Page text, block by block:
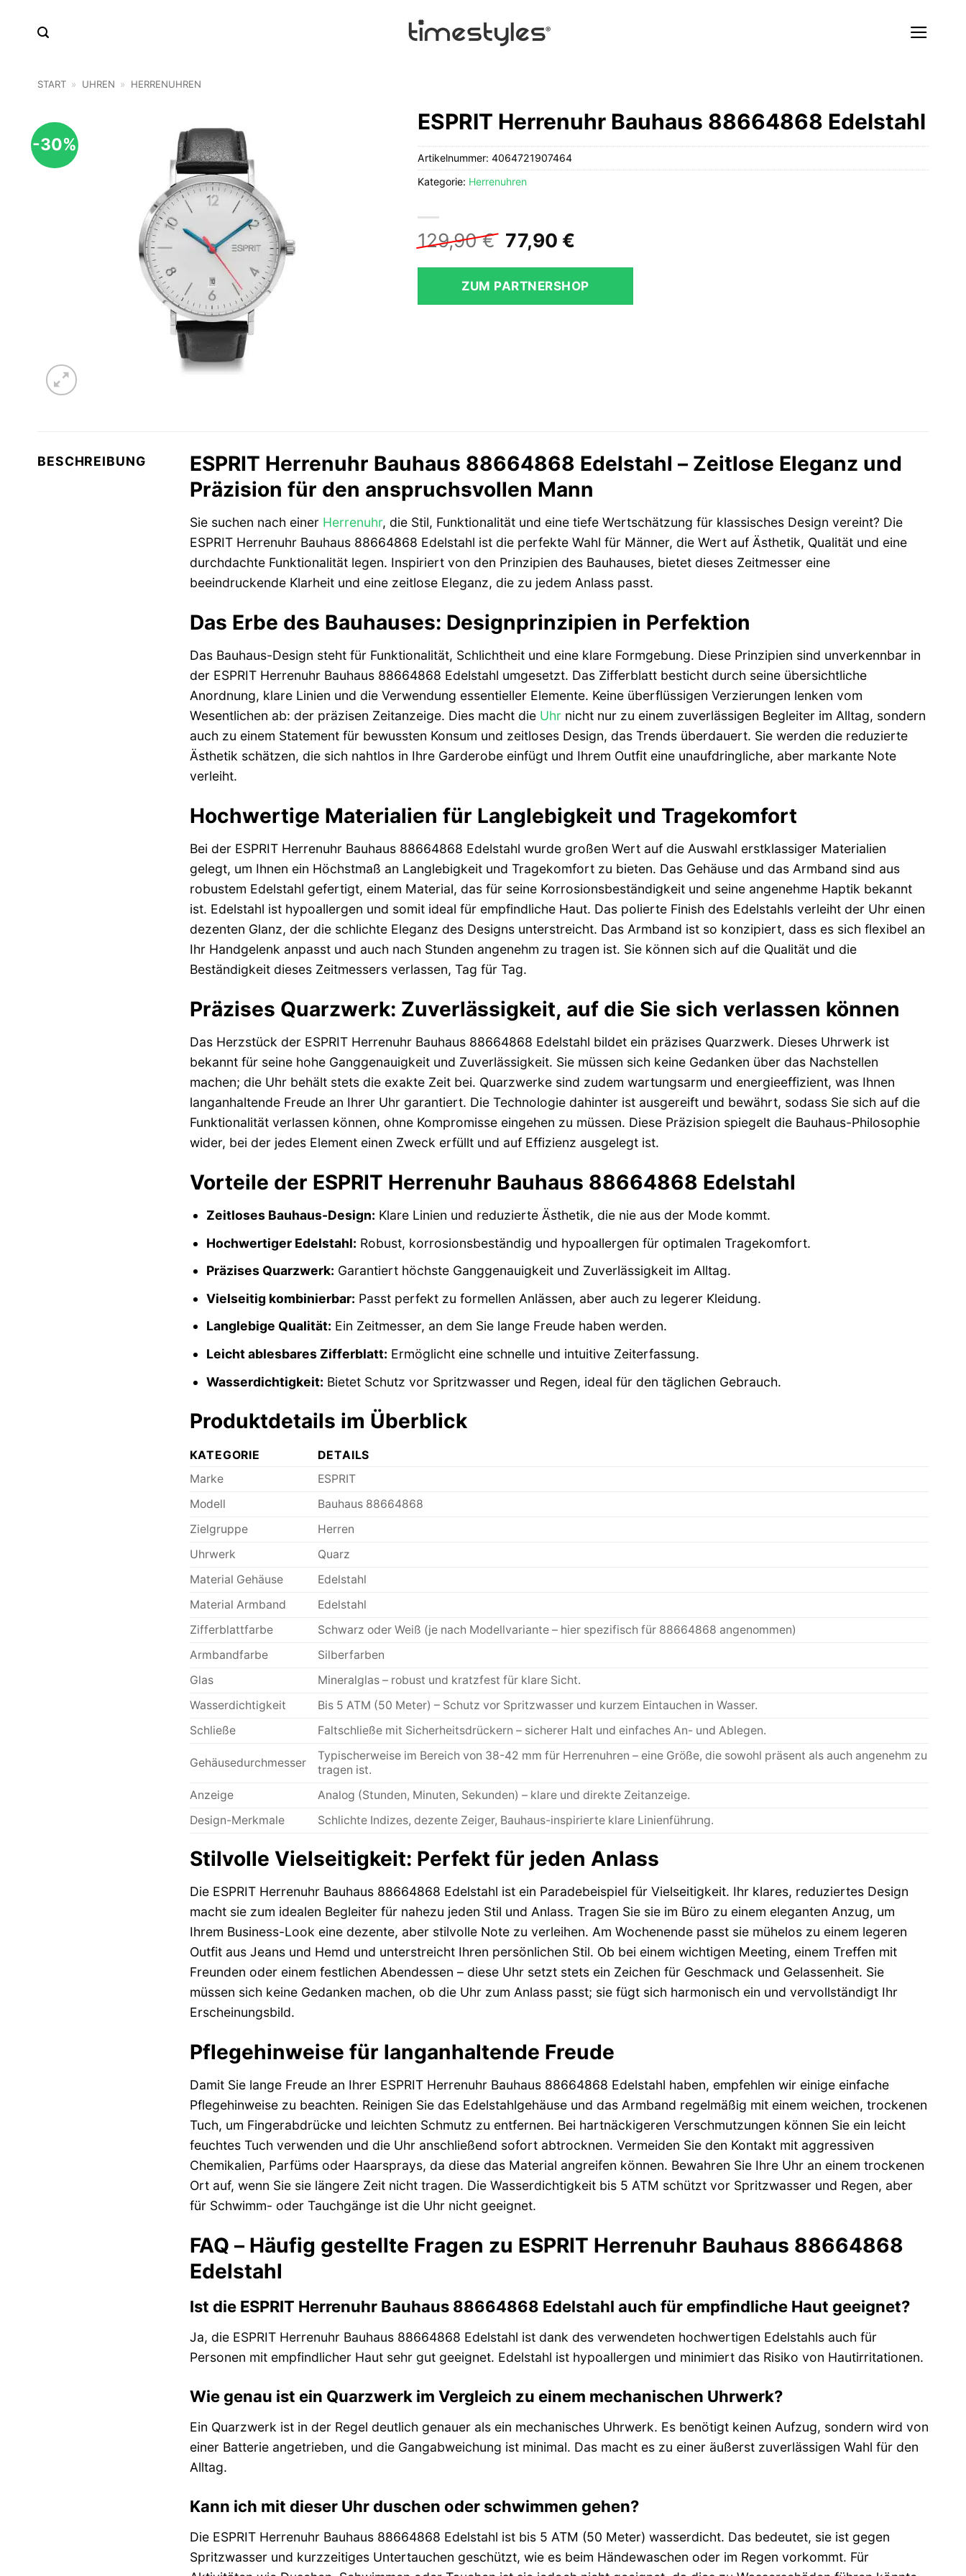
START » UHREN » HERRENUHREN
-30%
ESPRIT Herrenuhr Bauhaus 88664868 Edelstahl
129,90€ Ursprünglicher
Preis
war:
129,90 €
77,90 €
ist:
77,90 €.
ZUM PARTNERSHOP
Artikelnummer:4064721907464
Kategorie: Herrenuhren
BESCHREIBUNG
ESPRIT Herrenuhr Bauhaus 88664868 Edelstahl – Zeitlose Eleganz und
Präzision für den anspruchsvollen Mann
Sie suchen nach einer Herrenuhr, die Stil, Funktionalität und eine tiefe Wertschätzung für klassisches Design vereint? Die
ESPRIT Herrenuhr Bauhaus 88664868 Edelstahl ist die perfekte Wahl für Männer, die Wert auf Ästhetik, Qualität und eine
durchdachte Funktionalität legen. Inspiriert von den Prinzipien des Bauhauses, bietet dieses Zeitmesser eine
beeindruckende Klarheit und eine zeitlose Eleganz, die zu jedem Anlass passt.
Das Erbe des Bauhauses: Designprinzipien in Perfektion
Das Bauhaus-Design steht für Funktionalität, Schlichtheit und eine klare Formgebung. Diese Prinzipien sind unverkennbar in
der ESPRIT Herrenuhr Bauhaus 88664868 Edelstahl umgesetzt. Das Zifferblatt besticht durch seine übersichtliche
Anordnung, klare Linien und die Verwendung essentieller Elemente. Keine überflüssigen Verzierungen lenken vom
Wesentlichen ab: der präzisen Zeitanzeige. Dies macht die Uhrnicht nur zu einem zuverlässigen Begleiter im Alltag, sondern
auch zu einem Statement für bewussten Konsum und zeitloses Design, das Trends überdauert. Sie werden die reduzierte
Ästhetik schätzen, die sich nahtlos in Ihre Garderobe einfügt und Ihrem Outfit eine unaufdringliche, aber markante Note
verleiht.
Hochwertige Materialien für Langlebigkeit und Tragekomfort
Bei der ESPRIT Herrenuhr Bauhaus 88664868 Edelstahl wurde großen Wert auf die Auswahl erstklassiger Materialien
gelegt, um Ihnen ein Höchstmaß an Langlebigkeit und Tragekomfort zu bieten. Das Gehäuse und das Armband sind aus
robustem Edelstahl gefertigt, einem Material, das für seine Korrosionsbeständigkeit und seine angenehme Haptik bekannt
ist. Edelstahl ist hypoallergen und somit ideal für empfindliche Haut. Das polierte Finish des Edelstahls verleiht der Uhr einen
dezenten Glanz, der die schlichte Eleganz des Designs unterstreicht. Das Armband ist so konzipiert, dass es sich flexibel an
Ihr Handgelenk anpasst und auch nach Stunden angenehm zu tragen ist. Sie können sich auf die Qualität und die
Beständigkeit dieses Zeitmessers verlassen, Tag für Tag.
Präzises Quarzwerk: Zuverlässigkeit, auf die Sie sich verlassen können
Das Herzstück der ESPRIT Herrenuhr Bauhaus 88664868 Edelstahl bildet ein präzises Quarzwerk. Dieses Uhrwerk ist
bekannt für seine hohe Ganggenauigkeit und Zuverlässigkeit. Sie müssen sich keine Gedanken über das Nachstellen
machen; die Uhr behält stets die exakte Zeit bei. Quarzwerke sind zudem wartungsarm und energieeffizient, was Ihnen
langanhaltende Freude an Ihrer Uhr garantiert. Die Technologie dahinter ist ausgereift und bewährt, sodass Sie sich auf die
Funktionalität verlassen können, ohne Kompromisse eingehen zu müssen. Diese Präzision spiegelt die Bauhaus-Philosophie
wider, bei der jedes Element einen Zweck erfüllt und auf Effizienz ausgelegt ist.
Vorteile der ESPRIT Herrenuhr Bauhaus 88664868 Edelstahl
Zeitloses Bauhaus-Design: Klare Linien und reduzierte Ästhetik, die nie aus der Mode kommt.
Hochwertiger Edelstahl: Robust, korrosionsbeständig und hypoallergen für optimalen Tragekomfort.
Präzises Quarzwerk: Garantiert höchste Ganggenauigkeit und Zuverlässigkeit im Alltag.
Vielseitig kombinierbar: Passt perfekt zu formellen Anlässen, aber auch zu legerer Kleidung.
Langlebige Qualität: Ein Zeitmesser, an dem Sie lange Freude haben werden.
Leicht ablesbares Zifferblatt: Ermöglicht eine schnelle und intuitive Zeiterfassung.
Wasserdichtigkeit: Bietet Schutz vor Spritzwasser und Regen, ideal für den täglichen Gebrauch.
Produktdetails im Überblick
KATEGORIE
DETAILS
Marke
ESPRIT
Modell
Bauhaus 88664868
Zielgruppe
Herren
Uhrwerk
Quarz
Material Gehäuse
Edelstahl
Material Armband
Edelstahl
Zifferblattfarbe
Schwarz oder Weiß (je nach Modellvariante – hier spezifisch für 88664868 angenommen)
Armbandfarbe
Silberfarben
Glas
Mineralglas – robust und kratzfest für klare Sicht.
Wasserdichtigkeit
Bis 5 ATM (50 Meter) – Schutz vor Spritzwasser und kurzem Eintauchen in Wasser.
Schließe
Faltschließe mit Sicherheitsdrückern – sicherer Halt und einfaches An- und Ablegen.
Gehäusedurchmesser
Typischerweise im Bereich von 38-42 mm für Herrenuhren – eine Größe, die sowohl präsent als auch angenehm zu
tragen ist.
Anzeige
Analog (Stunden, Minuten, Sekunden) – klare und direkte Zeitanzeige.
Design-Merkmale
Schlichte Indizes, dezente Zeiger, Bauhaus-inspirierte klare Linienführung.
Stilvolle Vielseitigkeit: Perfekt für jeden Anlass
Die ESPRIT Herrenuhr Bauhaus 88664868 Edelstahl ist ein Paradebeispiel für Vielseitigkeit. Ihr klares, reduziertes Design
macht sie zum idealen Begleiter für nahezu jeden Stil und Anlass. Tragen Sie sie im Büro zu einem eleganten Anzug, um
Ihrem Business-Look eine dezente, aber stilvolle Note zu verleihen. Am Wochenende passt sie mühelos zu einem legeren
Outfit aus Jeans und Hemd und unterstreicht Ihren persönlichen Stil. Ob bei einem wichtigen Meeting, einem Treffen mit
Freunden oder einem festlichen Abendessen – diese Uhr setzt stets ein Zeichen für Geschmack und Gelassenheit. Sie
müssen sich keine Gedanken machen, ob die Uhr zum Anlass passt; sie fügt sich harmonisch ein und vervollständigt Ihr
Erscheinungsbild.
Pflegehinweise für langanhaltende Freude
Damit Sie lange Freude an Ihrer ESPRIT Herrenuhr Bauhaus 88664868 Edelstahl haben, empfehlen wir einige einfache
Pflegehinweise zu beachten. Reinigen Sie das Edelstahlgehäuse und das Armband regelmäßig mit einem weichen, trockenen
Tuch, um Fingerabdrücke und leichten Schmutz zu entfernen. Bei hartnäckigeren Verschmutzungen können Sie ein leicht
feuchtes Tuch verwenden und die Uhr anschließend sofort abtrocknen. Vermeiden Sie den Kontakt mit aggressiven
Chemikalien, Parfüms oder Haarsprays, da diese das Material angreifen können. Bewahren Sie Ihre Uhr an einem trockenen
Ort auf, wenn Sie sie längere Zeit nicht tragen. Die Wasserdichtigkeit bis 5 ATM schützt vor Spritzwasser und Regen, aber
für Schwimm- oder Tauchgänge ist die Uhr nicht geeignet.
FAQ – Häufig gestellte Fragen zu ESPRIT Herrenuhr Bauhaus 88664868
Edelstahl
Ist die ESPRIT Herrenuhr Bauhaus 88664868 Edelstahl auch für empfindliche Haut geeignet?
Ja, die ESPRIT Herrenuhr Bauhaus 88664868 Edelstahl ist dank des verwendeten hochwertigen Edelstahls auch für
Personen mit empfindlicher Haut sehr gut geeignet. Edelstahl ist hypoallergen und minimiert das Risiko von Hautirritationen.
Wie genau ist ein Quarzwerk im Vergleich zu einem mechanischen Uhrwerk?
Ein Quarzwerk ist in der Regel deutlich genauer als ein mechanisches Uhrwerk. Es benötigt keinen Aufzug, sondern wird von
einer Batterie angetrieben, und die Gangabweichung ist minimal. Das macht es zu einer äußerst zuverlässigen Wahl für den
Alltag.
Kann ich mit dieser Uhr duschen oder schwimmen gehen?
Die ESPRIT Herrenuhr Bauhaus 88664868 Edelstahl ist bis 5 ATM (50 Meter) wasserdicht. Das bedeutet, sie ist gegen
Spritzwasser und kurzzeitiges Untertauchen geschützt, wie es beim Händewaschen oder im Regen vorkommt. Für